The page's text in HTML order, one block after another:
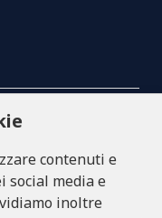
contenuti e
media e
inoltre